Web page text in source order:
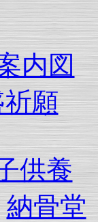
内図
願
供養
納骨堂